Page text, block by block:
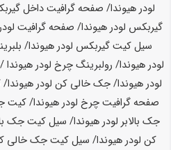
لودرهیوندا/ صفحه گرافیت داخل
گیربکس لودرهیوندا/ صفحه گرافیت
سیل کیت گیربکس لودرهیوندا/
لودرهیوندا/ رولبرینگ چرخ لودرهیوندا/
لودرهیوندا/ جک خالی کن لودرهیوندا/
صفحه گرافیت چرخ لودرهیوندا/ کیت
جک بالابر لودرهیوندا/ سیل کیت جک
کن لودرهیوندا/ سیل کیت جک خالی